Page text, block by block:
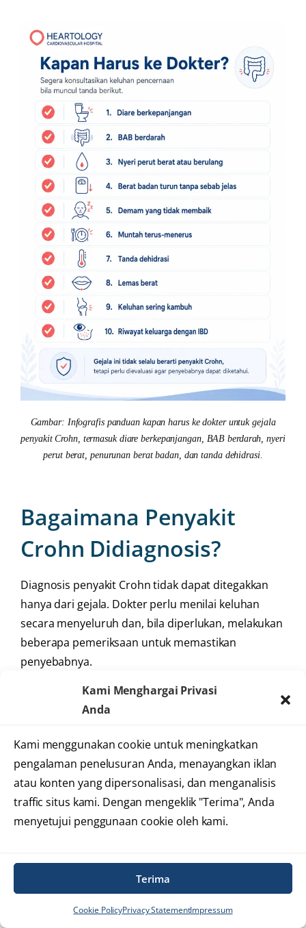
Kami Menghargai Privasi
Anda
Kami menggunakan cookie untuk meningkatkan
pengalaman penelusuran Anda, menayangkan iklan
atau konten yang dipersonalisasi, dan menganalisis
traffic situs kami. Dengan mengeklik "Terima", Anda
menyetujui penggunaan cookie oleh kami.
Terima
Cookie PolicyPrivacy StatementImpressum
Gambar: Infografis panduan kapan harus ke dokter untuk gejala
penyakit Crohn, termasuk diare berkepanjangan, BAB berdarah, nyeri
perut berat, penurunan berat badan, dan tanda dehidrasi.
Bagaimana Penyakit
Crohn Didiagnosis?
Diagnosis penyakit Crohn tidak dapat ditegakkan
hanya dari gejala. Dokter perlu menilai keluhan
secara menyeluruh dan, bila diperlukan, melakukan
beberapa pemeriksaan untuk memastikan
penyebabnya.
Ini penting karena diare kronis, nyeri perut, dan BAB
berdarah dapat disebabkan oleh banyak kondisi.
infeksi, IBS, kolitis ulseratif, wasir, gangguan
penyerapan nutrisi, atau penyakit lain yang
gejalanya mirip.
Baca juga: Laju Endap Darah (LED): Fungsi, Nilai
Wawancara Medis dan
Pemeriksaan Fisik